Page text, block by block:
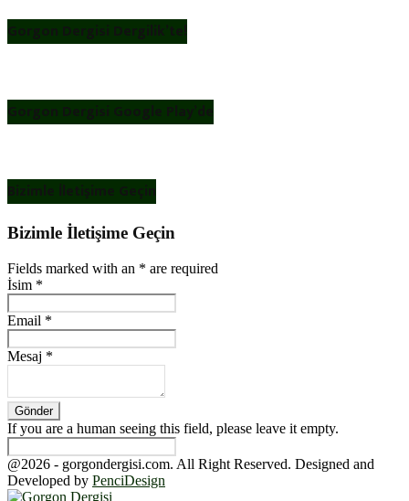
Gorgon Dergisi Dergilik’te!
Gorgon Dergisi Google Play’de
Bizimle İletişime Geçin
Bizimle İletişime Geçin
Fields marked with an * are required
İsim *
Email *
Mesaj *
If you are a human seeing this field, please leave it empty.
@2026 - gorgondergisi.com. All Right Reserved. Designed and
Developed by PenciDesign